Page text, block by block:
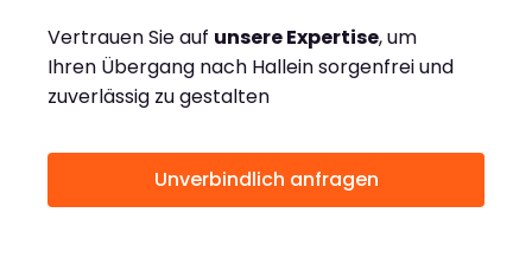
Vertrauen Sie auf unsere Expertise, um
Ihren Übergang nach Hallein sorgenfrei und
zuverlässig zu gestalten
Unverbindlich anfragen